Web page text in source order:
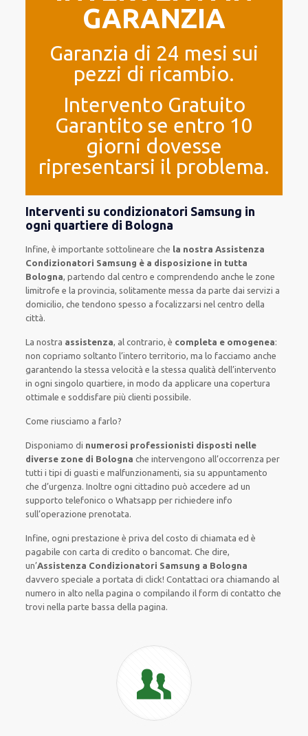
GARANZIA
Garanzia di 24 mesi sui
pezzi di ricambio.
Intervento Gratuito
Garantito se entro 10
giorni dovesse
ripresentarsi il problema.
Interventi su condizionatori Samsung in
ogni quartiere di Bologna
Infine, è importante sottolineare che la nostra Assistenza
Condizionatori Samsung è a disposizione in tutta
Bologna, partendo dal centro e comprendendo anche le zone
limitrofe e la provincia, solitamente messa da parte dai servizi a
domicilio, che tendono spesso a focalizzarsi nel centro della
città.
La nostra assistenza, al contrario, è completa e omogenea:
non copriamo soltanto l’intero territorio, ma lo facciamo anche
garantendo la stessa velocità e la stessa qualità dell’intervento
in ogni singolo quartiere, in modo da applicare una copertura
ottimale e soddisfare più clienti possibile.
Come riusciamo a farlo?
Disponiamo di numerosi professionisti disposti nelle
diverse zone di Bologna che intervengono all’occorrenza per
tutti i tipi di guasti e malfunzionamenti, sia su appuntamento
che d’urgenza.Inoltre ogni cittadino può accedere ad un
supporto telefonico o Whatsapp per richiedere info
sull’operazione prenotata.
Infine, ogni prestazione è priva del costo di chiamata ed è
pagabile con carta di credito o bancomat.Che dire,
un’Assistenza Condizionatori Samsung a Bologna
davvero speciale a portata di click! Contattaci ora chiamando al
numero in alto nella pagina o compilando il form di contatto che
trovi nella parte bassa della pagina.